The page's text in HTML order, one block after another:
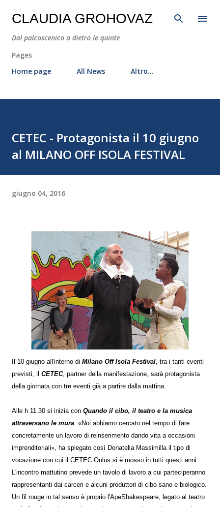
Passa ai contenuti principali
CLAUDIA GROHOVAZ
Dal palcoscenico a dietro le quinte
Pages
Home page
All News Altro…
CETEC - Protagonista il 10 giugno
al MILANO OFF ISOLA FESTIVAL
giugno 04, 2016
Il 10 giugno all'interno di Milano Off Isola Festival , tra i tanti eventi
previsti, il CETEC, partner della manifestazione, sarà protagonista
della giornata con tre eventi già a partire dalla mattina.
Alle h 11.30 si inizia con Quando il cibo, il teatro e la musica
attraversano le mura . «Noi abbiamo cercato nel tempo di fare
concretamente un lavoro di reinserimento dando vita a occasioni
imprenditoriali», ha spiegato così Donatella Massimilla il tipo di
vocazione con cui il CETEC Onlus si è mosso in tutti questi anni.
L'incontro mattutino prevede un tavolo di lavoro a cui parteciperanno
rappresentanti dai carceri e alcuni produttori di cibo sano e biologico.
Un fil rouge in tal senso è proprio l'ApeShakespeare, legato al teatro